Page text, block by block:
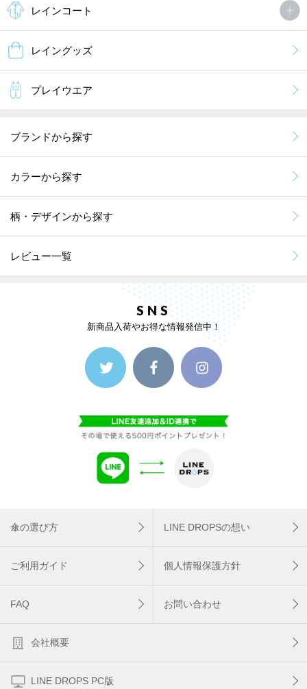
レインコート
レイングッズ
プレイウエア
ブランドから探す
カラーから探す
柄・デザインから探す
レビュー一覧
SNS
新商品入荷やお得な情報発信中！
傘の選び方 LINE DROPSの想い
ご利用ガイド 個人情報保護方針
FAQ お問い合わせ
会社概要
LINE DROPS PC版